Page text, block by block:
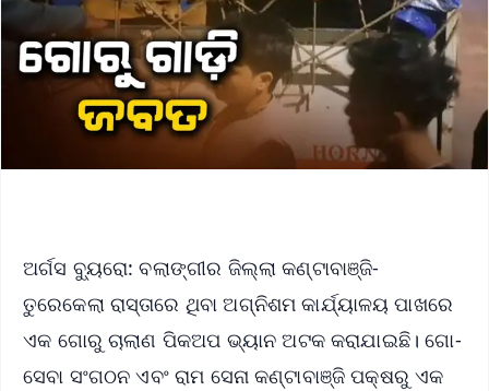
ଅର୍ଗସ ବ୍ୟୁରୋ: ବଲାଙ୍ଗୀର ଜିଲ୍ଲା କଣ୍ଟାବାଞ୍ଜି-
ତୁରେକେଲା ରାସ୍ତାରେ ଥିବା ଅଗ୍ନିଶମ କାର୍ଯ୍ୟାଳୟ ପାଖରେ
ଏକ ଗୋରୁ ଚାଲାଣ ପିକଅପ ଭ୍ୟାନ ଅଟକ କରାଯାଇଛି। ଗୋ-
ସେବା ସଂଗଠନ ଏବଂ ରାମ ସେନା କଣ୍ଟାବାଞ୍ଜି ପକ୍ଷରୁ ଏକ